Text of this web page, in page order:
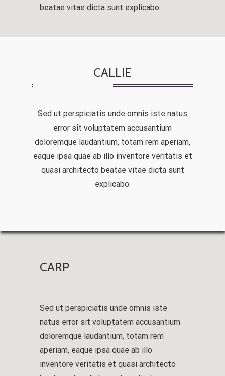
beatae vitae dicta sunt explicabo.
CALLIE
Sed ut perspiciatis unde omnis iste natus
error sit voluptatem accusantium
doloremque laudantium, totam rem aperiam,
eaque ipsa quae ab illo inventore veritatis et
quasi architecto beatae vitae dicta sunt
explicabo.
CARP
Sed ut perspiciatis unde omnis iste
natus error sit voluptatem accusantium
doloremque laudantium, totam rem
aperiam, eaque ipsa quae ab illo
inventore veritatis et quasi architecto